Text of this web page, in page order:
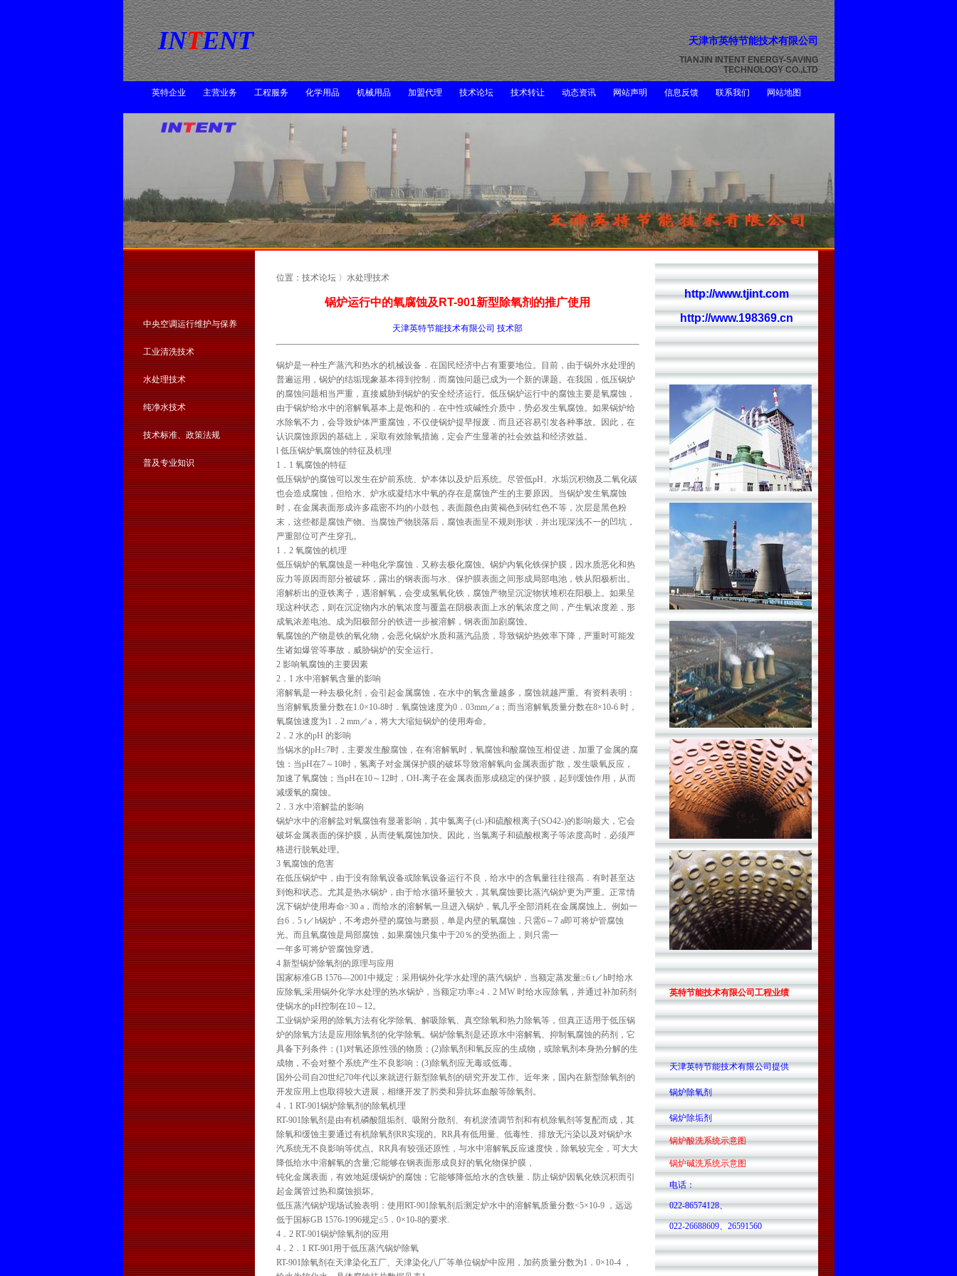
  IN
TENT 天津市英特节能技术有限公司
TIANJIN INTENT ENERGY-SAVING
TECHNOLOGY CO.,LTD
英特企业 主营业务 工程服务 化学用品 机械用品 加盟代理 技术论坛 技术转让 动态资讯 网站声明 信息反馈 联系我们 网站地图
中央空调运行维护与保养
工业清洗技术
水处理技术
纯净水技术
技术标准、政策法规
普及专业知识
位置：技术论坛 〉水处理技术
锅炉运行中的氧腐蚀及RT-901新型除氧剂的推广使用
天津英特节能技术有限公司 技术部
锅炉是一种生产蒸汽和热水的机械设备．在国民经济中占有重要地位。目前，由于锅外水处理的
普遍运用，锅炉的结垢现象基本得到控制．而腐蚀问题已成为一个新的课题。在我国，低压锅炉
的腐蚀问题相当严重，直接威胁到锅炉的安全经济运行。低压锅炉运行中的腐蚀主要是氧腐蚀，
由于锅炉给水中的溶解氧基本上是饱和的．在中性或碱性介质中，势必发生氧腐蚀。如果锅炉给
水除氧不力，会导致炉体严重腐蚀，不仅使锅炉提早报废．而且还容易引发各种事故。因此，在
认识腐蚀原因的基础上，采取有效除氧措施，定会产生显著的社会效益和经济效益。
l 低压锅炉氧腐蚀的特征及机理
1．1 氧腐蚀的特征
低压锅炉的腐蚀可以发生在炉前系统、炉本体以及炉后系统。尽管低pH、水垢沉积物及二氧化碳
也会造成腐蚀，但给水、炉水或凝结水中氧的存在是腐蚀产生的主要原因。当锅炉发生氧腐蚀
时，在金属表面形成许多疏密不均的小鼓包，表面颜色由黄褐色到砖红色不等，次层是黑色粉
末，这些都是腐蚀产物。当腐蚀产物脱落后，腐蚀表面呈不规则形状．并出现深浅不一的凹坑，
严重部位可产生穿孔。
1．2 氧腐蚀的机理
低压锅炉的氧腐蚀是一种电化学腐蚀．又称去极化腐蚀。锅炉内氧化铁保护膜，因水质恶化和热
应力等原因而部分被破坏，露出的钢表面与水、保护膜表面之间形成局部电池，铁从阳极析出。
溶解析出的亚铁离子，遇溶解氧，会变成氢氧化铁，腐蚀产物呈沉淀物状堆积在阳极上。如果呈
现这种状态，则在沉淀物内水的氧浓度与覆盖在阴极表面上水的氧浓度之间，产生氧浓度差，形
成氧浓差电池。成为阳极部分的铁进一步被溶解，钢表面加剧腐蚀。
氧腐蚀的产物是铁的氧化物，会恶化锅炉水质和蒸汽品质，导致锅炉热效率下降，严重时可能发
生诸如爆管等事故，威胁锅炉的安全运行。
2 影响氧腐蚀的主要因素
2．1 水中溶解氧含量的影响
溶解氧是一种去极化剂，会引起金属腐蚀，在水中的氧含量越多，腐蚀就越严重。有资料表明：
当溶解氧质量分数在1.0×10-8时．氧腐蚀速度为0．03mm／a；而当溶解氧质量分数在8×10-6 时，
氧腐蚀速度为1．2 mm／a，将大大缩短锅炉的使用寿命。
2．2 水的pH 的影响
当锅水的pH≤7时，主要发生酸腐蚀，在有溶解氧时，氧腐蚀和酸腐蚀互相促进，加重了金属的腐
蚀：当pH在7～10时，氢离子对金属保护膜的破坏导致溶解氧向金属表面扩散，发生吸氧反应，
加速了氧腐蚀；当pH在10～12时，OH-离子在金属表面形成稳定的保护膜，起到缓蚀作用，从而
减缓氧的腐蚀。
2．3 水中溶解盐的影响
锅炉水中的溶解盐对氧腐蚀有显著影响，其中氯离子(cl-)和硫酸根离子(SO42-)的影响最大，它会
破坏金属表面的保护膜，从而使氧腐蚀加快。因此，当氯离子和硫酸根离子等浓度高时．必须严
格进行脱氧处理。
3 氧腐蚀的危害
在低压锅炉中，由于没有除氧设备或除氧设备运行不良，给水中的含氧量往往很高．有时甚至达
到饱和状态。尤其是热水锅炉，由于给水循环量较大，其氧腐蚀要比蒸汽锅炉更为严重。正常情
况下锅炉使用寿命>30 a，而给水的溶解氧一旦进入锅炉，氧几乎全部消耗在金属腐蚀上。例如一
台6．5 t／h锅炉，不考虑外壁的腐蚀与磨损，单是内壁的氧腐蚀．只需6～7 a即可将炉管腐蚀
光。而且氧腐蚀是局部腐蚀，如果腐蚀只集中于20％的受热面上，则只需一
一年多可将炉管腐蚀穿透。
4 新型锅炉除氧剂的原理与应用
国家标准GB 1576—2001中规定：采用锅外化学水处理的蒸汽锅炉，当额定蒸发量≥6 t／h时给水
应除氧;采用锅外化学水处理的热水锅炉，当额定功率≥4．2 MW 时给水应除氧，并通过补加药剂
使锅水的pH控制在10～12。
工业锅炉采用的除氧方法有化学除氧、解吸除氧、真空除氧和热力除氧等，但真正适用于低压锅
炉的除氧方法是应用除氧剂的化学除氧。锅炉除氧剂是还原水中溶解氧、抑制氧腐蚀的药剂，它
具备下列条件：(1)对氧还原性强的物质；(2)除氧剂和氧反应的生成物，或除氧剂本身热分解的生
成物，不会对整个系统产生不良影响：(3)除氧剂应无毒或低毒。
国外公司自20世纪70年代以来就进行新型除氧剂的研究开发工作。近年来，国内在新型除氧剂的
开发应用上也取得较大进展，相继开发了肟类和异抗坏血酸等除氧剂。
4．1 RT-901锅炉除氧剂的除氧机理
RT-901除氧剂是由有机磷酸阻垢剂、吸附分散剂、有机淤渣调节剂和有机除氧剂等复配而成，其
除氧和缓蚀主要通过有机除氧剂RR实现的。RR具有低用量、低毒性、排放无污染以及对锅炉水
汽系统无不良影响等优点。RR具有较强还原性，与水中溶解氧反应速度快，除氧较完全，可大大
降低给水中溶解氧的含量;它能够在钢表面形成良好的氧化物保护膜，
钝化金属表面，有效地延缓锅炉的腐蚀；它能够降低给水的含铁量．防止锅炉因氧化铁沉积而引
起金属管过热和腐蚀损坏。
低压蒸汽锅炉现场试验表明：使用RT-901除氧剂后测定炉水中的溶解氧质量分数<5×10-9 ，远远
低于国标GB 1576-1996规定≤5．0×10-8的要求.
4．2 RT-901锅炉除氧剂的应用
4．2．1 RT-901用于低压蒸汽锅炉除氧
RT-901除氧剂在天津染化五厂、天津染化八厂等单位锅炉中应用，加药质量分数为1．0×10-4 ，
http://www.tjint.com
http://www.198369.cn
英特节能技术有限公司工程业绩
天津英特节能技术有限公司提供
锅炉除氧剂
锅炉除垢剂
锅炉酸洗系统示意图
锅炉碱洗系统示意图
电话：
022-86574128、
022-26688609、26591560